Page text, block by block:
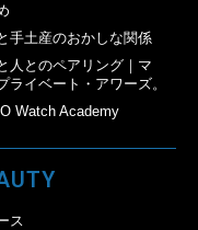
手土産のおかしな関係
人とのペアリング｜マ
ライベート・アワーズ。
Watch Academy
ス